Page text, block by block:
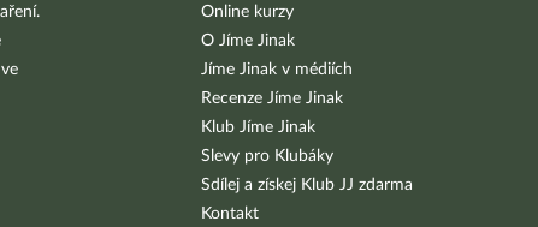
Online kurzy
O Jíme Jinak
Jíme Jinak v médiích
Recenze Jíme Jinak
Klub Jíme Jinak
Slevy pro Klubáky
Sdílej a získej Klub JJ zdarma
Kontakt